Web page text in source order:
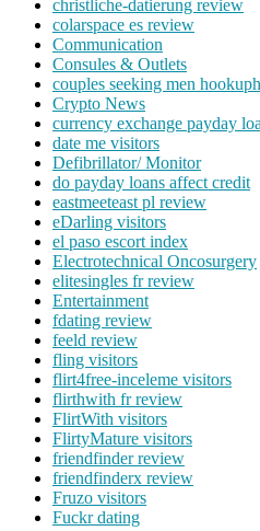
christliche-datierung review
colarspace es review
Communication
Consules & Outlets
couples seeking men
Crypto News
currency exchange payday
date me visitors
Defibrillator/ Monitor
do payday loans affect credit
eastmeeteast pl review
eDarling visitors
el paso escort index
Electrotechnical Oncosurgery
elitesingles fr review
Entertainment
fdating review
feeld review
fling visitors
flirt4free-inceleme visitors
flirthwith fr review
FlirtWith visitors
FlirtyMature visitors
friendfinder review
friendfinderx review
Fruzo visitors
Fuckr dating